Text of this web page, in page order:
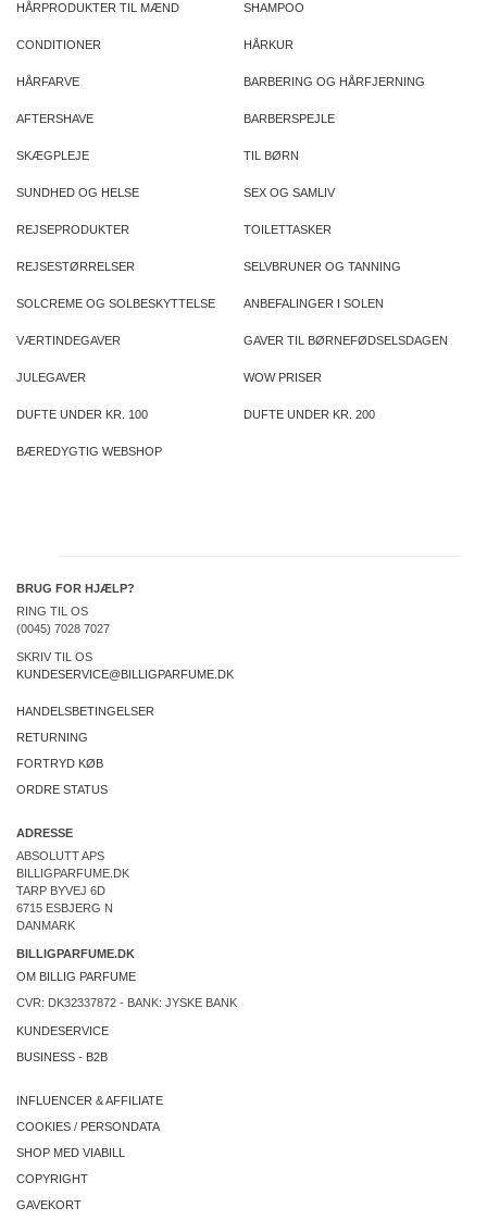
HÅRPRODUKTER TIL MÆND SHAMPOO
CONDITIONER HÅRKUR
HÅRFARVE BARBERING OG HÅRFJERNING
AFTERSHAVE BARBERSPEJLE
SKÆGPLEJE TIL BØRN
SUNDHED OG HELSE SEX OG SAMLIV
REJSEPRODUKTER TOILETTASKER
REJSESTØRRELSER SELVBRUNER OG TANNING
SOLCREME OG SOLBESKYTTELSE ANBEFALINGER I SOLEN
VÆRTINDEGAVER GAVER TIL BØRNEFØDSELSDAGEN
JULEGAVER WOW PRISER
DUFTE UNDER KR. 100 DUFTE UNDER KR. 200
BÆREDYGTIG WEBSHOP
BRUG FOR HJÆLP?
RING TIL OS
(0045) 7028 7027
SKRIV TIL OS
KUNDESERVICE@BILLIGPARFUME.DK
HANDELSBETINGELSER
RETURNING
FORTRYD KØB
ORDRE STATUS
ADRESSE
ABSOLUTT APS
BILLIGPARFUME.DK
TARP BYVEJ 6D
6715 ESBJERG N
DANMARK
BILLIGPARFUME.DK
OM BILLIG PARFUME
CVR: DK32337872 - BANK: JYSKE BANK
KUNDESERVICE
BUSINESS - B2B
INFLUENCER & AFFILIATE
COOKIES / PERSONDATA
SHOP MED VIABILL
COPYRIGHT
GAVEKORT